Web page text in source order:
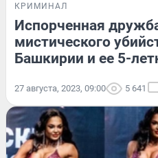
КРИМИНАЛ
Испорченная
мистического
Башкирии и ее 5-
27 августа, 2023, 09:00 5 641